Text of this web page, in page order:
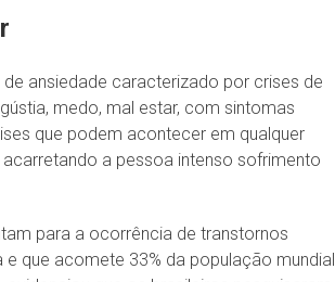
ansiedade caracterizado por crises de
medo, mal estar, com sintomas
que podem acontecer em qualquer
a pessoa intenso sofrimento
para a ocorrência de transtornos
que acomete 33% da população mundial.